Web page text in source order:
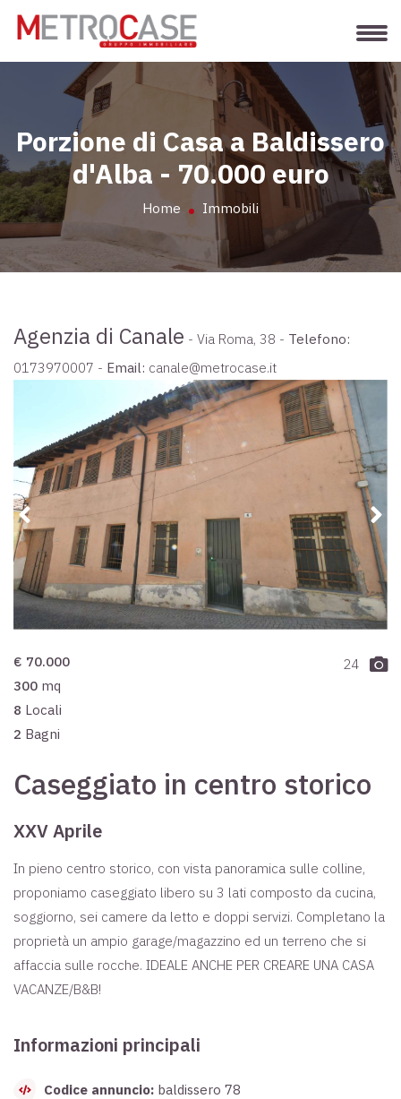
Porzione di Casa a Baldissero
d'Alba - 70.000 euro
Home Immobili
Agenzia di Canale - Via Roma, 38 - Telefono:
0173970007 - Email: canale@metrocase.it
€ 70.000
300 mq
8 Locali
2 Bagni
24
Caseggiato in centro storico
XXV Aprile
In pieno centro storico, con vista panoramica sulle colline,
proponiamo caseggiato libero su 3 lati composto da cucina,
soggiorno, sei camere da letto e doppi servizi. Completano la
proprietà un ampio garage/magazzino ed un terreno che si
affaccia sulle rocche. IDEALE ANCHE PER CREARE UNA CASA
VACANZE/B&B!
Informazioni principali
Codice annuncio: baldissero 78